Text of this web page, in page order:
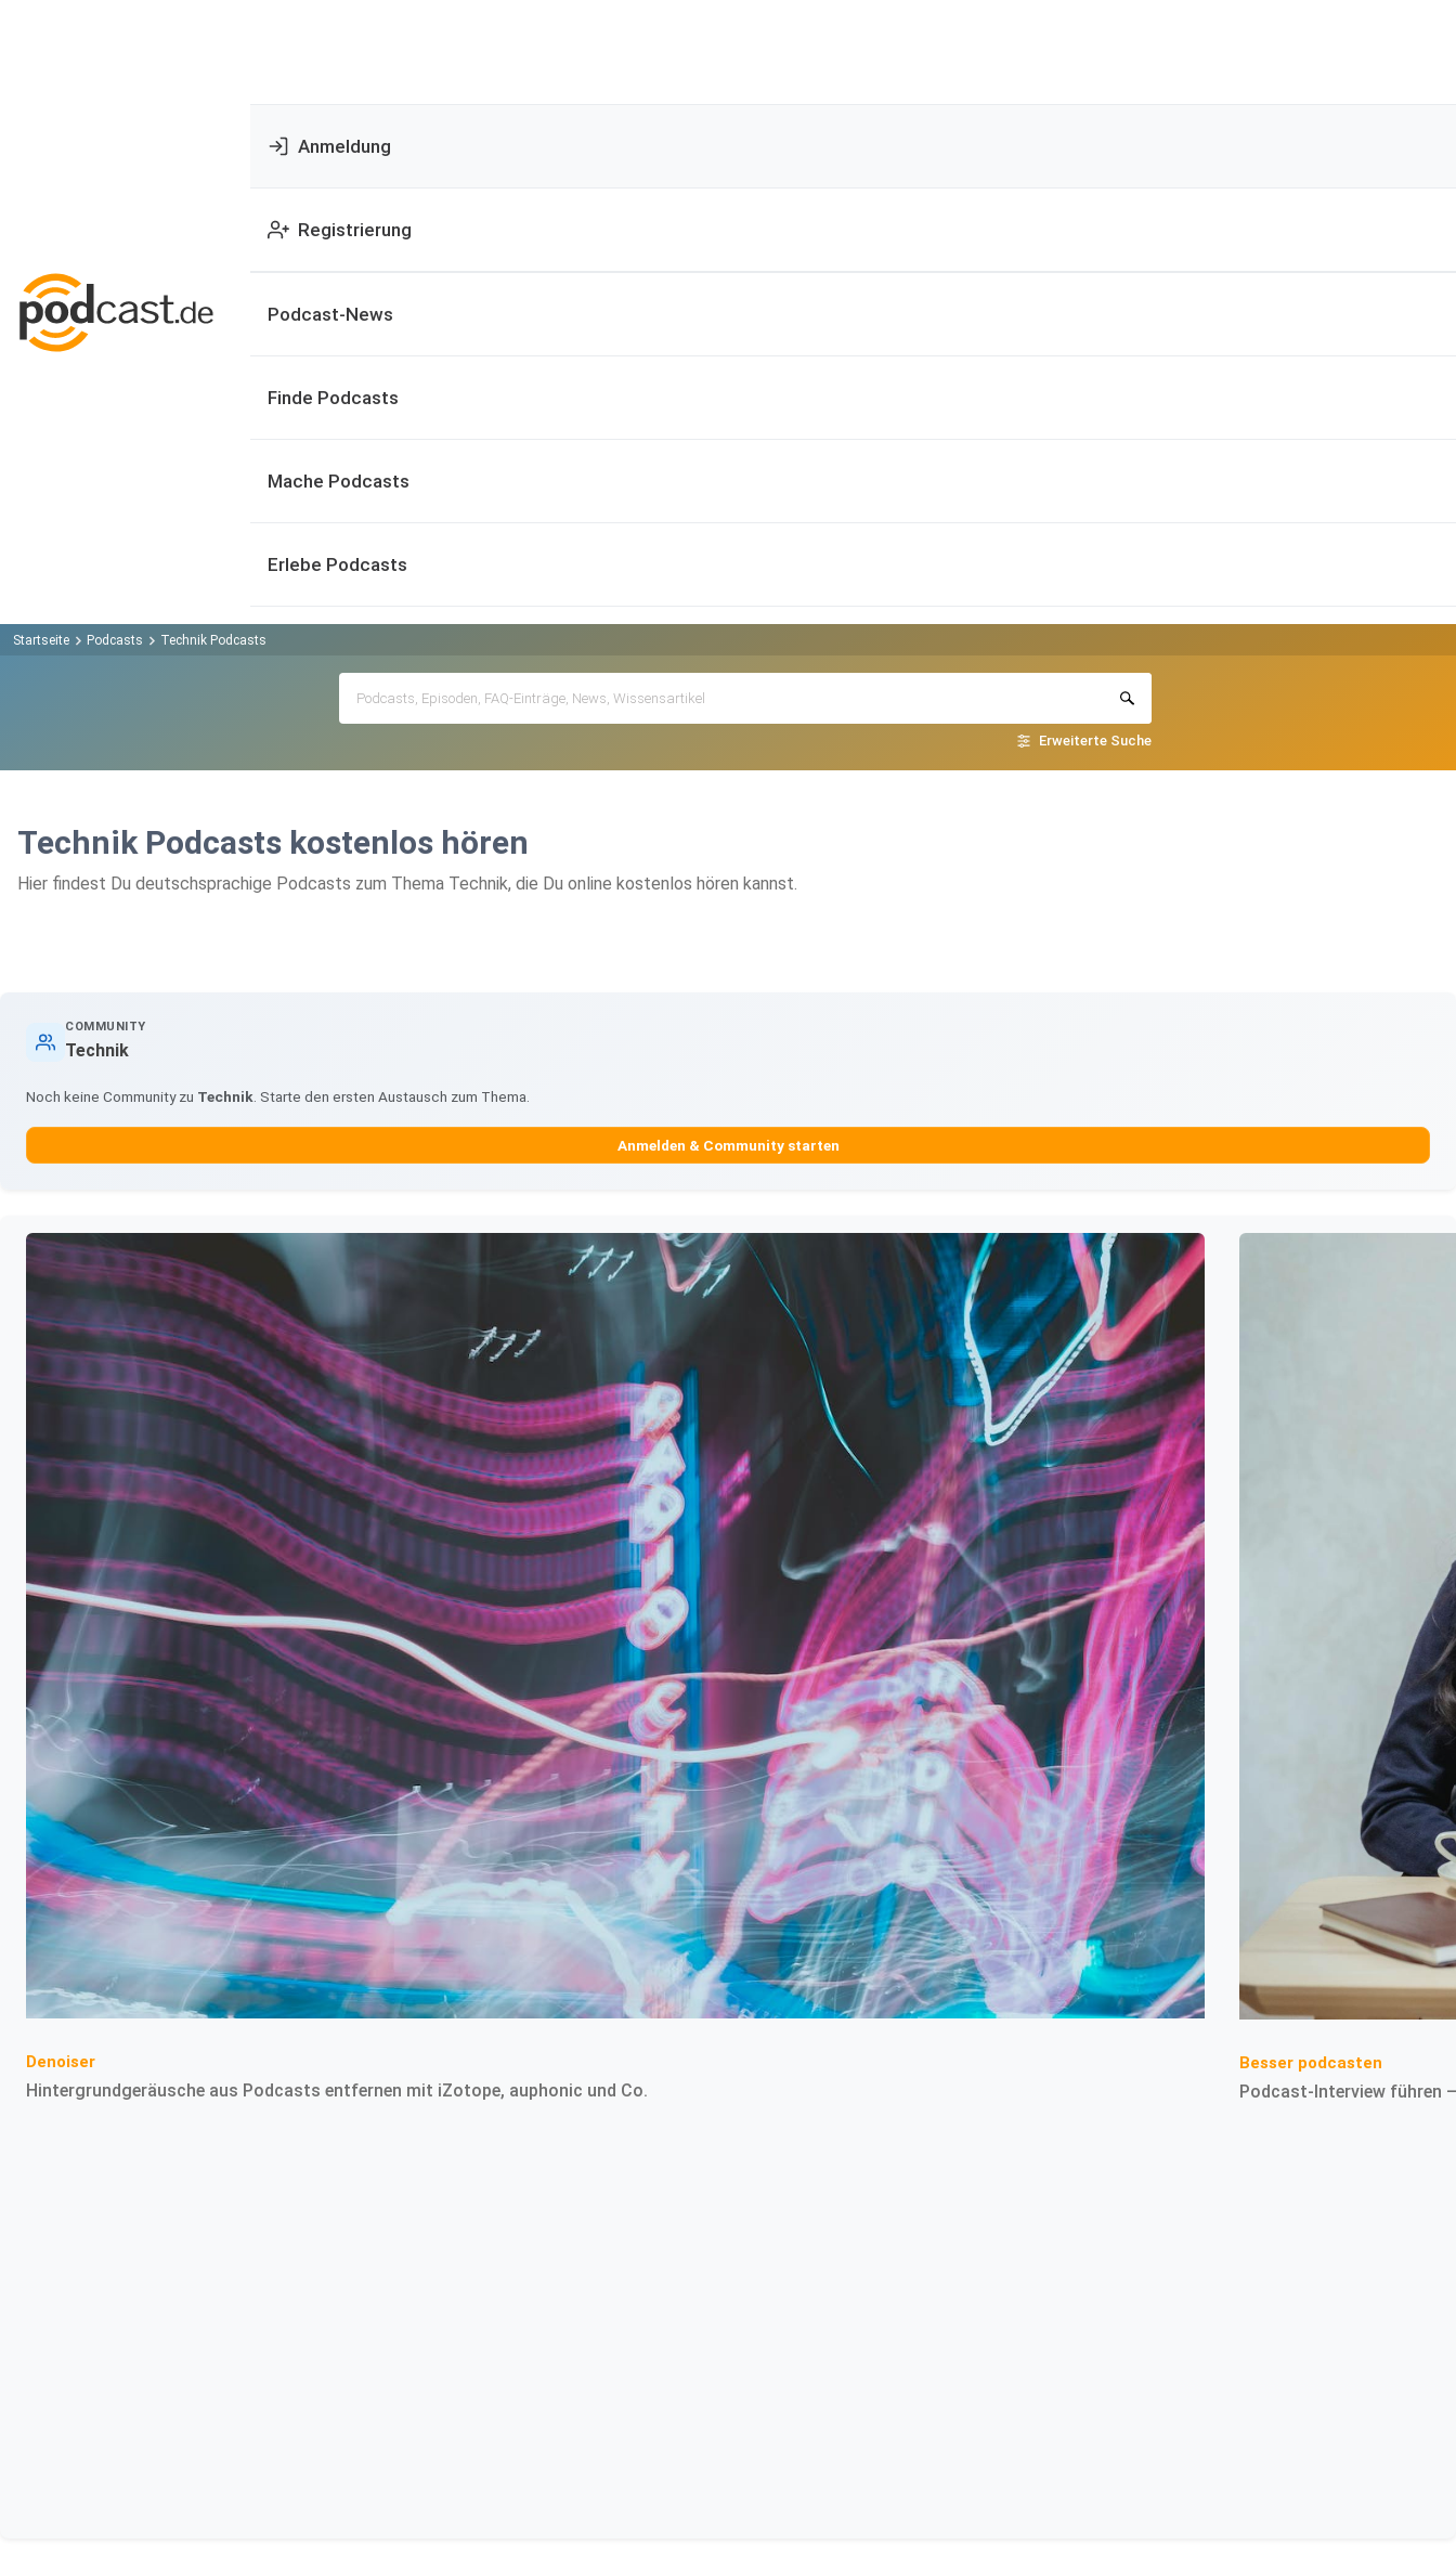
Anmeldung
Registrierung
Podcast-News
Finde Podcasts
Mache Podcasts
Erlebe Podcasts
Startseite Podcasts Technik Podcasts
Erweiterte Suche
Technik Podcasts kostenlos hören
Hier findest Du deutschsprachige Podcasts zum Thema Technik, die Du online kostenlos hören kannst.
COMMUNITY
Technik
Noch keine Community zu Technik . Starte den ersten Austausch zum Thema.
Anmelden & Community starten
Denoiser
Hintergrundgeräusche aus Podcasts entfernen mit iZotope, auphonic und Co.
Besser podcasten
Podcast-Interview führen